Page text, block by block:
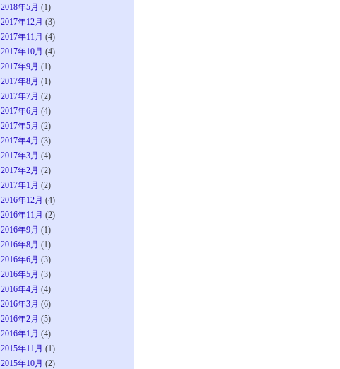
2018年5月 (1)
2017年12月 (3)
2017年11月 (4)
2017年10月 (4)
2017年9月 (1)
2017年8月 (1)
2017年7月 (2)
2017年6月 (4)
2017年5月 (2)
2017年4月 (3)
2017年3月 (4)
2017年2月 (2)
2017年1月 (2)
2016年12月 (4)
2016年11月 (2)
2016年9月 (1)
2016年8月 (1)
2016年6月 (3)
2016年5月 (3)
2016年4月 (4)
2016年3月 (6)
2016年2月 (5)
2016年1月 (4)
2015年11月 (1)
2015年10月 (2)